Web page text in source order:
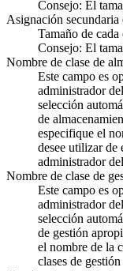
Consejo: El
Asignación
Tamaño de
Consejo: El
Nombre de clase de
Este campo es
administrador
selección
de
especifique el
desee utilizar de
administrador
Nombre de clase de
Este campo es
administrador
selección
de gestión
el nombre de la
clases de